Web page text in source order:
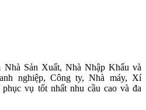
Sản Xuất, Nhà Nhập Khẩu và
nghiệp, Công ty, Nhà máy, Xí
vụ tốt nhất nhu cầu cao và đa